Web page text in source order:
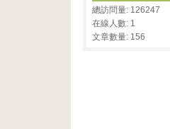
總訪問量: 126247
在線人數: 1
文章數量: 156